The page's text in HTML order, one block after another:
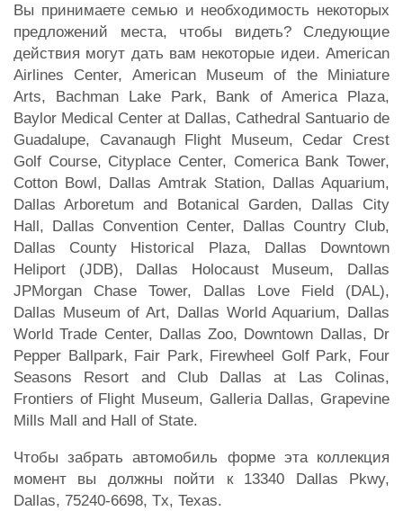
Вы принимаете семью и необходимость некоторых
предложений места, чтобы видеть? Следующие
действия могут дать вам некоторые идеи. American
Airlines Center, American Museum of the Miniature
Arts, Bachman Lake Park, Bank of America Plaza,
Baylor Medical Center at Dallas, Cathedral Santuario de
Guadalupe, Cavanaugh Flight Museum, Cedar Crest
Golf Course, Cityplace Center, Comerica Bank Tower,
Cotton Bowl, Dallas Amtrak Station, Dallas Aquarium,
Dallas Arboretum and Botanical Garden, Dallas City
Hall, Dallas Convention Center, Dallas Country Club,
Dallas County Historical Plaza, Dallas Downtown
Heliport (JDB), Dallas Holocaust Museum, Dallas
JPMorgan Chase Tower, Dallas Love Field (DAL),
Dallas Museum of Art, Dallas World Aquarium, Dallas
World Trade Center, Dallas Zoo, Downtown Dallas, Dr
Pepper Ballpark, Fair Park, Firewheel Golf Park, Four
Seasons Resort and Club Dallas at Las Colinas,
Frontiers of Flight Museum, Galleria Dallas, Grapevine
Mills Mall and Hall of State.
Чтобы забрать автомобиль форме эта коллекция
момент вы должны пойти к 13340 Dallas Pkwy,
Dallas, 75240-6698, Tx, Texas.